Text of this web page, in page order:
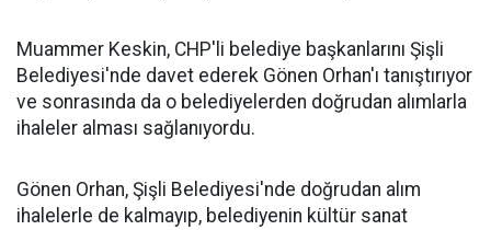
Muammer Keskin, CHP'li belediye başkanlarını Şişli
Belediyesi'nde davet ederek Gönen Orhan'ı tanıştırıyor
ve sonrasında da o belediyelerden doğrudan alımlarla
ihaleler alması sağlanıyordu.
Gönen Orhan, Şişli Belediyesi'nde doğrudan alım
ihalelerle de kalmayıp, belediyenin kültür sanat